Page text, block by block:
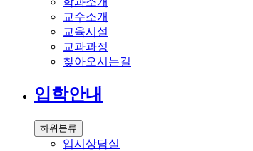
교수소개
교육시설
교과과정
찾아오시는길
입학안내
하위분류
입시상담실